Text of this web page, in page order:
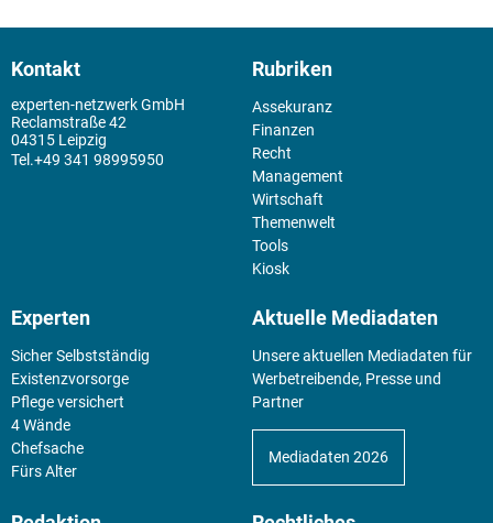
Kontakt
experten-netzwerk GmbH
Reclamstraße 42
04315 Leipzig
+49 341 98995950
Rubriken
Assekuranz
Finanzen
Recht
Management
Wirtschaft
Themenwelt
Tools
Kiosk
Experten
Sicher Selbstständig
Existenz­vorsorge
Pflege versichert
4 Wände
Chefsache
Fürs Alter
Aktuelle Mediadaten
Unsere aktuellen Mediadaten für
Werbetreibende, Presse und
Partner
Mediadaten 2026